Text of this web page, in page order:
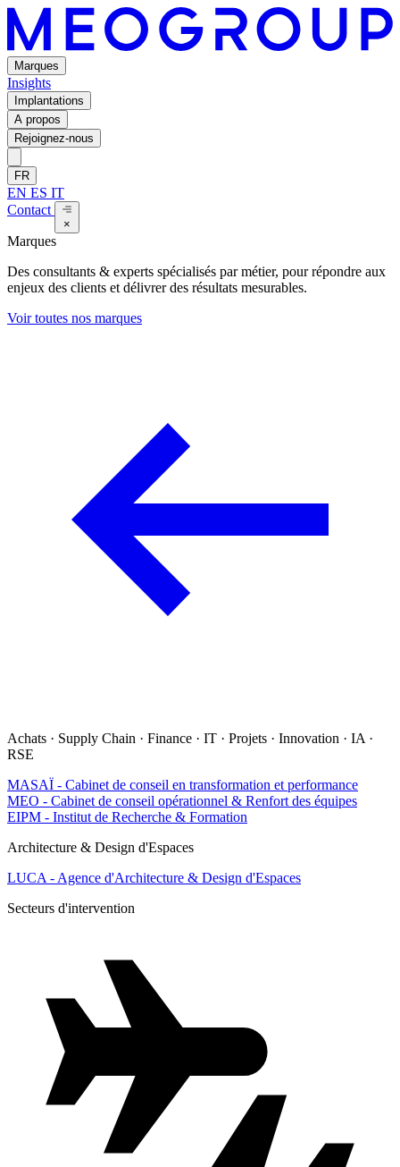
Marques
Insights
Implantations
A propos
Rejoignez-nous
FR
EN ES IT
Contact
×
Marques
Des consultants & experts spécialisés par métier, pour répondre aux
enjeux des clients et délivrer des résultats mesurables.
Voir toutes nos marques
Achats · Supply Chain · Finance · IT · Projets · Innovation · IA ·
RSE
MASAÏ - Cabinet de conseil en transformation et performance
MEO - Cabinet de conseil opérationnel & Renfort des équipes
EIPM - Institut de Recherche & Formation
Architecture & Design d'Espaces
LUCA - Agence d'Architecture & Design d'Espaces
Secteurs d'intervention